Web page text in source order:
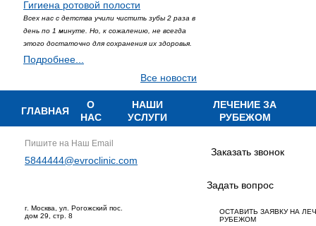
Гигиена ротовой полости
Всех нас с детства учили чистить зубы 2 раза в
день по 1 минуте. Но, к сожалению, не всегда
этого достаточно для сохранения их здоровья.
Подробнее...
Все новости
ГЛАВНАЯ
О
НАС
НАШИ
УСЛУГИ
ЛЕЧЕНИЕ ЗА
РУБЕЖОМ
Пишите на Наш Email
5844444@evroclinic.com
Заказать звонок
Задать вопрос
ОСТАВИТЬ ЗАЯВКУ НА
РУБЕЖОМ
г. Москва, ул. Рогожский пос.
дом 29, стр. 8